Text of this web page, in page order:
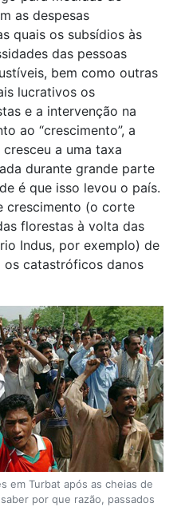
as despesas
quais os subsídios às
das pessoas
bem como outras
lucrativos os
e a intervenção na
ao “crescimento”, a
a uma taxa
durante grande parte
é que isso levou o país.
crescimento (o corte
florestas à volta das
Indus, por exemplo) de
catastróficos danos
em Turbat após as cheias de
por que razão, passados